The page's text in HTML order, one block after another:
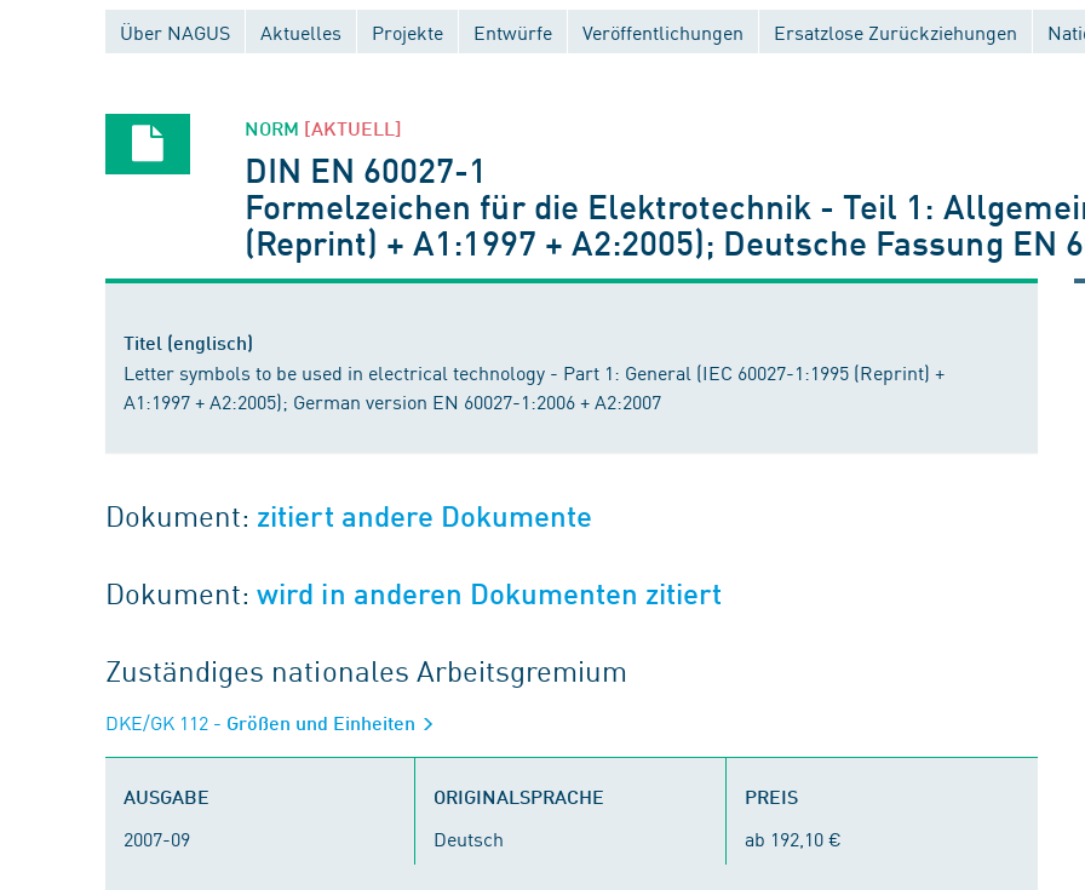
Über NAGUS Aktuelles Projekte Entwürfe Veröffentlichungen Ersatzlose Zurückziehungen
NORM [AKTUELL]
DIN EN 60027-1
Formelzeichen für die Elektrotechnik - Teil 1:
(Reprint) + A1:1997 + A2:2005); Deutsche Fassung EN
Titel (englisch)
Letter symbols to be used in electrical technology - Part 1: General (IEC 60027-1:1995 (Reprint) +
A1:1997 + A2:2005); German version EN 60027-1:2006 + A2:2007
Dokument: zitiert andere Dokumente
Dokument:wird in anderen Dokumenten zitiert
Zuständiges nationales Arbeitsgremium
DKE/GK 112 - Größen und Einheiten
AUSGABE
2007-09
ORIGINALSPRACHE
Deutsch
PREIS
ab 192,10 €